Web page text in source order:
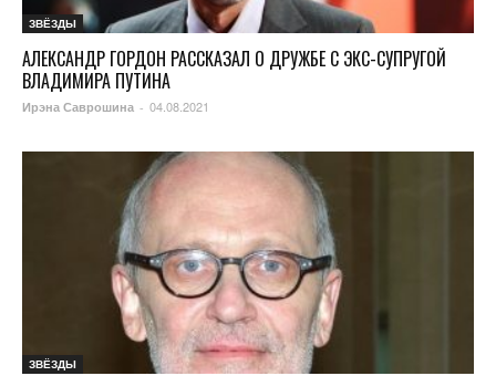
ЗВЁЗДЫ
АЛЕКСАНДР ГОРДОН РАССКАЗАЛ О ДРУЖБЕ С ЭКС-СУПРУГОЙ
ВЛАДИМИРА ПУТИНА
Ирэна Саврошина - 04.08.2021
ЗВЁЗДЫ